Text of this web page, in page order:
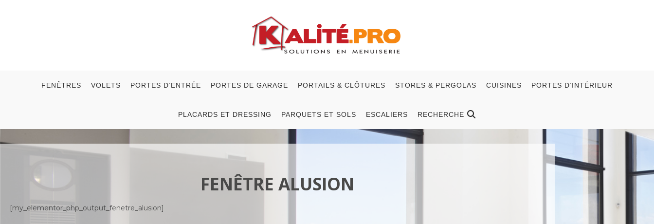
FENÊTRES VOLETS PORTES D’ENTRÉE PORTES DE GARAGE PORTAILS & CLÔTURES STORES & PERGOLAS CUISINES PORTES D’INTÉRIEUR
PLACARDS ET DRESSING PARQUETS ET SOLS ESCALIERS RECHERCHE
FENÊTRE ALUSION
[my_elementor_php_output_fenetre_alusion]